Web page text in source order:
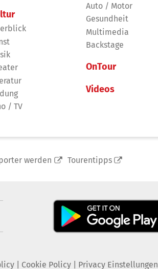
/ TV
Auto / Motor
Gesundheit
Multimedia
Backstage
OnTour
Videos
werden Tourentipps
| Cookie Policy| Privacy Einstellungen